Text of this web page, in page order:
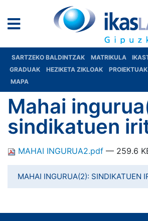
SARTZEKO BALDINTZAK MATRIKULA
GRADUAK
HEZIKETA ZIKLOAK PROIEKTUAK
MAPA
Mahai
sindikatuen
MAHAI INGURUA2.pdf — 259.6
MAHAI INGURUA(2): SINDIKATUEN